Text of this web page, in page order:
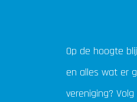
Op de hoogte
en alles wat er
vereniging?